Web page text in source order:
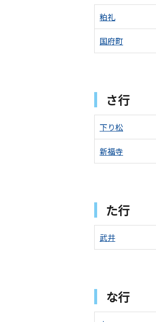
粕礼
国府町
さ行
下り松
新福寺
た行
武井
な行